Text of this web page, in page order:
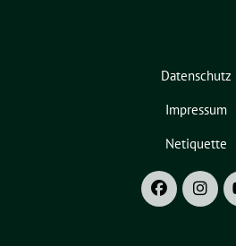
Datenschutz
Impressum
Netiquette